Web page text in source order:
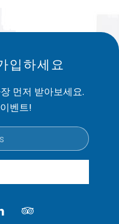
입하세요
먼저 받아보세요.
벤트!
tripadvisor